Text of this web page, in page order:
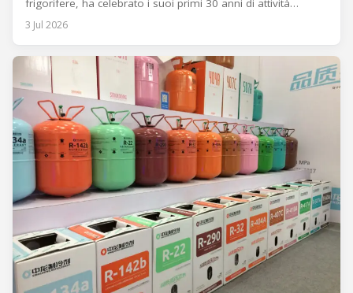
frigorifere, ha celebrato i suoi primi 30 anni di attività
insieme a dipendenti, partner e alle loro famiglie. È stato un
momento di condivisione e gratitudine, pensato per
3 Jul 2026